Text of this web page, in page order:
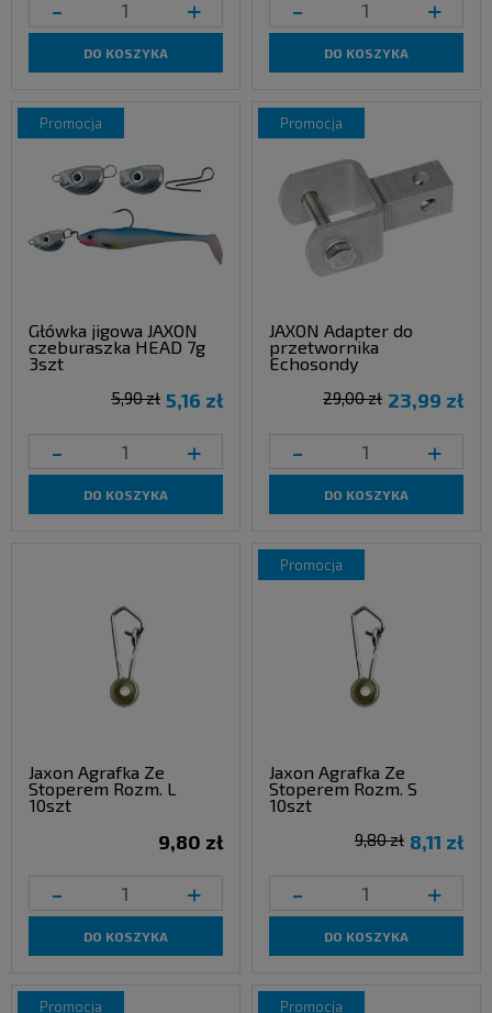
- +
DO KOSZYKA
- +
DO KOSZYKA
Główka jigowa JAXON
czeburaszka HEAD 7g
3szt
5,16 zł
5,90 zł
- +
DO KOSZYKA
promocja
JAXON Adapter do
przetwornika
Echosondy
23,99 zł
29,00 zł
- +
DO KOSZYKA
promocja
Jaxon Agrafka Ze
Stoperem Rozm. L
10szt
9,80 zł
- +
DO KOSZYKA
Jaxon Agrafka Ze
Stoperem Rozm. S
10szt
8,11 zł
9,80 zł
- +
DO KOSZYKA
promocja
promocja promocja